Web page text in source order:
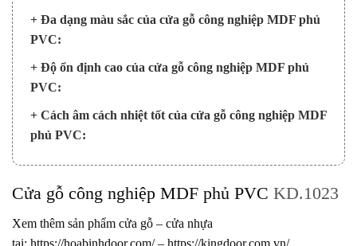
+ Đa dạng màu sắc của cửa gỗ công nghiệp MDF phủ
PVC:
+ Độ ổn định cao của cửa gỗ công nghiệp MDF phủ
PVC:
+ Cách âm cách nhiệt tốt của cửa gỗ công nghiệp MDF
phủ PVC:
Cửa gỗ công nghiệp MDF phủ PVC KD.1023
Xem thêm sản phẩm cửa gỗ – cửa nhựa
tại: https://hoabinhdoor.com/– https://kingdoor.com.vn/